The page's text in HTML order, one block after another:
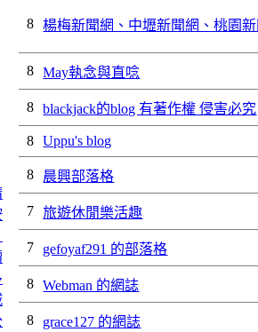
8 楊梅新聞網、中壢新聞網、桃園
8 May執念與直唸
8 blackjack的blog 有著作權 侵害必究
8 Uppu's blog
8 晨興部落格
7 旅遊休閒樂活趣
7 gefoyaf291 的部落格
8 Webman 的網誌
8 grace127 的網誌